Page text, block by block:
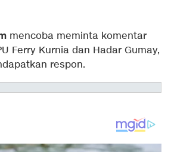
mencoba meminta komentar
Ferry Kurnia dan Hadar Gumay,
respon.